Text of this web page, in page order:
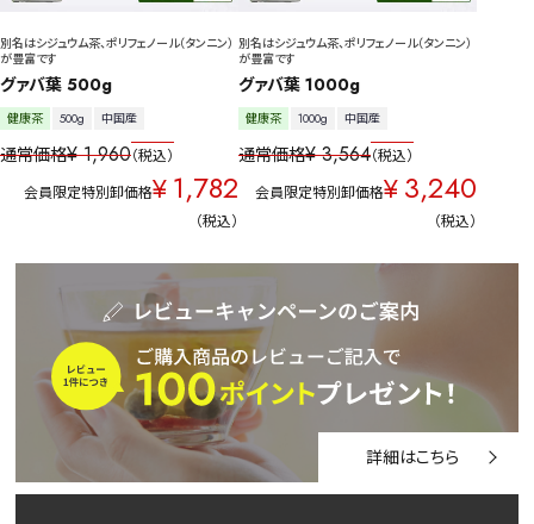
別名はシジュウム茶、ポリフェノール（タンニン）
が豊富です
グァバ葉 500g
健康茶 500g 中国産
通常価格¥ 1,960 税込
会員限定特別卸価格¥1,782
税込
別名はシジュウム茶、ポリフェノール（タンニン）
が豊富です
グァバ葉 1000g
健康茶 1000g 中国産
通常価格¥ 3,564 税込
会員限定特別卸価格¥3,240
税込
詳細はこちら